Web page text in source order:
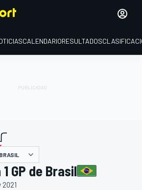
CALENDARIORESULTADOS
GP de Brasil
2021